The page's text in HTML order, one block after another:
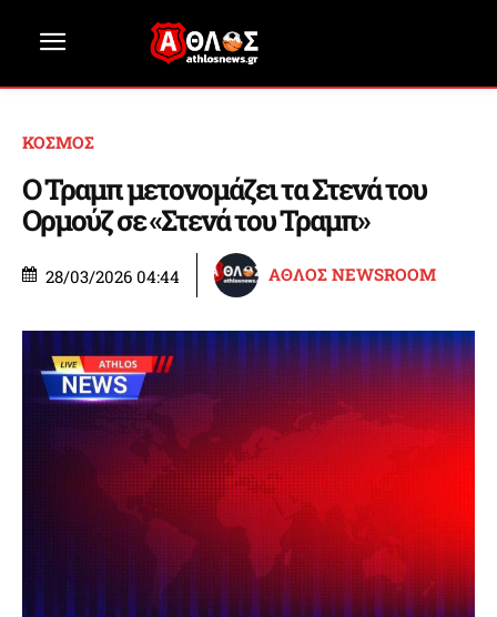
ΚΟΣΜΟΣ
Ο Τραμπ μετονομάζει τα Στενά του
Ορμούζ σε «Στενά του Τραμπ»
28/03/2026 04:44 ΑΘΛΟΣ NEWSROOM